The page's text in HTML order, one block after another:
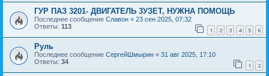
ГУР ПАЗ 3201- ДВИГАТЕЛЬ 3УЗЕТ, НУЖНА ПОМОЩЬ
Последнее сообщение Славон « 23 сен 2025, 07:32
Ответы: 113 1 2 3 4 5 6
Руль
Последнее сообщение СергейШмырин « 31 авг 2025, 17:10
Ответы: 34 1 2